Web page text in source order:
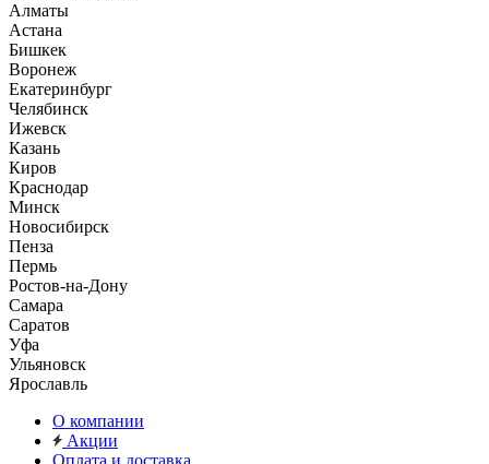
Алматы
Астана
Бишкек
Воронеж
Екатеринбург
Челябинск
Ижевск
Казань
Киров
Краснодар
Минск
Новосибирск
Пенза
Пермь
Ростов-на-Дону
Самара
Саратов
Уфа
Ульяновск
Ярославль
О компании
Акции
Оплата и доставка